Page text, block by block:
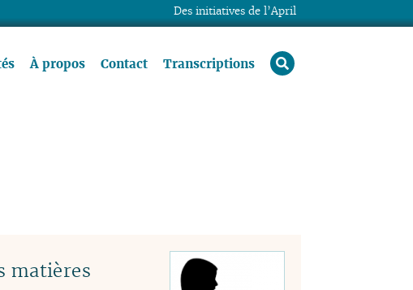
À propos Contact Transcriptions rechercher
matières
Des initiatives de l’April